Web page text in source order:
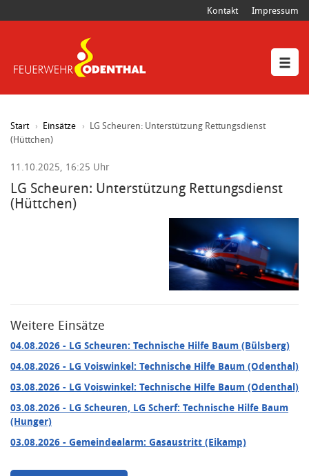
Kontakt Impressum
Start Einsätze
LG Scheuren: Unterstützung Rettungsdienst
(Hüttchen)
11.10.2025, 16:25 Uhr
LG Scheuren: Unterstützung Rettungsdienst
(Hüttchen)
Weitere Einsätze
04.08.2026 - LG Scheuren: Technische Hilfe Baum (Bülsberg)
04.08.2026 - LG Voiswinkel: Technische Hilfe Baum (Odenthal)
03.08.2026 - LG Voiswinkel: Technische Hilfe Baum (Odenthal)
03.08.2026 - LG Scheuren, LG Scherf: Technische Hilfe Baum
(Hunger)
03.08.2026 - Gemeindealarm: Gasaustritt (Eikamp)